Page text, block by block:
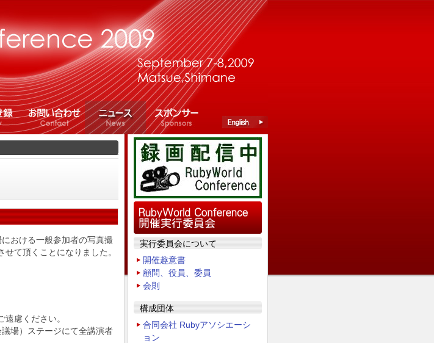
おける一般参加者の写真撮
て頂くことになりました。
慮ください。
場）ステージにて全講演者
実行委員会について
開催趣意書
顧問、役員、委員
会則
構成団体
合同会社 Rubyアソシエーシ
ョン